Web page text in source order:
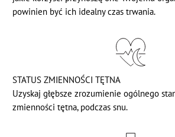
powinien być ich idealny czas trwania.
STATUS ZMIENNOŚCI TĘTNA
Uzyskaj głębsze zrozumienie ogólnego
zmienności tętna, podczas snu.